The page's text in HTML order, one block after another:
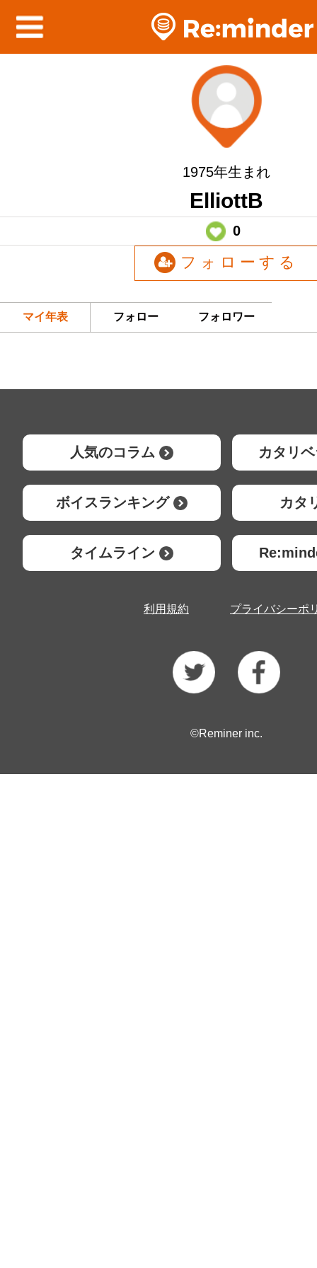
1975年生まれ
ElliottB
0
フォローする
マイ年表 フォロー フォロワー
人気のコラム カタリ
ボイスランキング カタ
タイムライン
利用規約 プライバシーポ
©Reminer inc.